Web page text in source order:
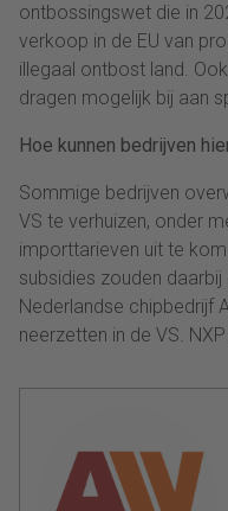
ontbossingswet die in
verkoop in de EU van
illegaal ontbost land.
dragen mogelijk bij aan
Hoe kunnen bedrijven
Sommige bedrijven
VS te verhuizen, onder
importtarieven uit te
subsidies zouden
Nederlandse chipbedrijf
neerzetten in de VS.